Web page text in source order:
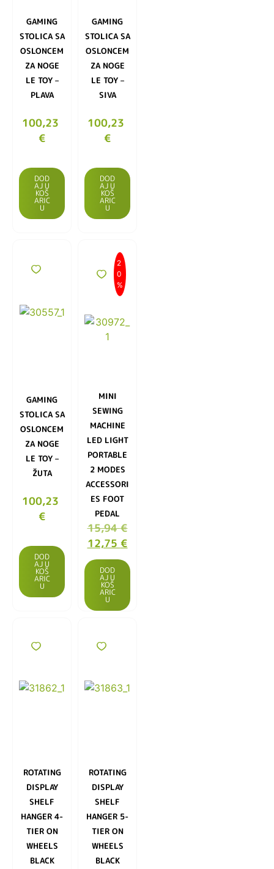
GAMING
STOLICA SA
OSLONCEM
ZA NOGE
LE TOY –
PLAVA
100,23
€
DOD
AJ U
KOŠ
ARIC
U
GAMING
STOLICA SA
OSLONCEM
ZA NOGE
LE TOY –
SIVA
100,23
€
DOD
AJ U
KOŠ
ARIC
U
GAMING
STOLICA SA
OSLONCEM
ZA NOGE
LE TOY –
ŽUTA
100,23
€
DOD
AJ U
KOŠ
ARIC
U
2
0
%
MINI
SEWING
MACHINE
LED LIGHT
PORTABLE
2 MODES
ACCESSORI
ES FOOT
PEDAL
15,94€
12,75 €
DOD
AJ U
KOŠ
ARIC
U
ROTATING
DISPLAY
SHELF
HANGER 4-
TIER ON
WHEELS
BLACK
ROTATING
DISPLAY
SHELF
HANGER 5-
TIER ON
WHEELS
BLACK